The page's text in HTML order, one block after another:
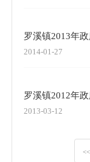
罗溪镇2013年
2014-01-27
罗溪镇2012年
2013-03-12
<<